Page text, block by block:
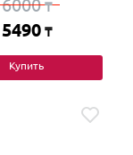
6000₸
5490 ₸
Купить